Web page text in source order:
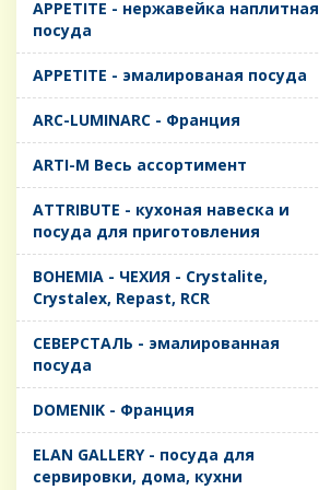
APPETITE - нержавейка наплитная
посуда
APPETITE - эмалированая посуда
ARC-LUMINARC - Франция
ARTI-M Весь ассортимент
ATTRIBUTE - кухоная навеска и
посуда для приготовления
BOHEMIA - ЧЕХИЯ - Crystalite,
Crystalex, Repast, RCR
CЕВЕРСТАЛЬ - эмалированная
посуда
DOMENIK - Франция
ELAN GALLERY - посуда для
сервировки, дома, кухни